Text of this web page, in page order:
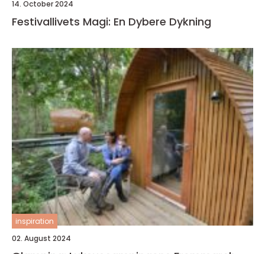
14. October 2024
Festivallivets Magi: En Dybere Dykning
inspiration
02. August 2024